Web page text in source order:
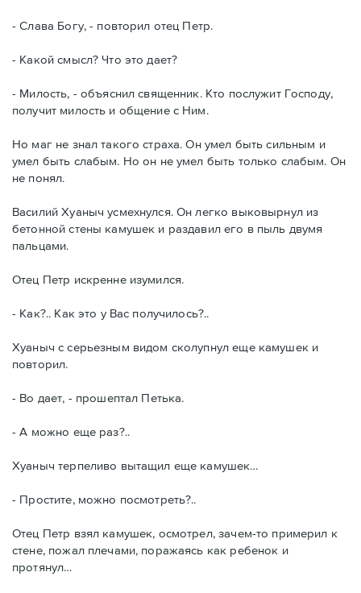
- Слава Богу, - повторил отец Петр.
- Какой смысл? Что это дает?
- Милость, - объяснил священник. Кто послужит Господу,
получит милость и общение с Ним.
Но маг не знал такого страха. Он умел быть сильным и
умел быть слабым. Но он не умел быть только слабым. Он
не понял.
Василий Хуаныч усмехнулся. Он легко выковырнул из
бетонной стены камушек и раздавил его в пыль двумя
пальцами.
Отец Петр искренне изумился.
- Как?.. Как это у Вас получилось?..
Хуаныч с серьезным видом сколупнул еще камушек и
повторил.
- Во дает, - прошептал Петька.
- А можно еще раз?..
Хуаныч терпеливо вытащил еще камушек…
- Простите, можно посмотреть?..
Отец Петр взял камушек, осмотрел, зачем-то примерил к
стене, пожал плечами, поражаясь как ребенок и
протянул…